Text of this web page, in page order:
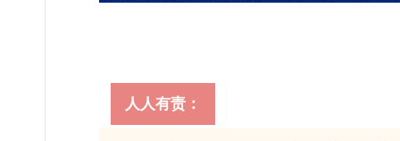
人人有责：